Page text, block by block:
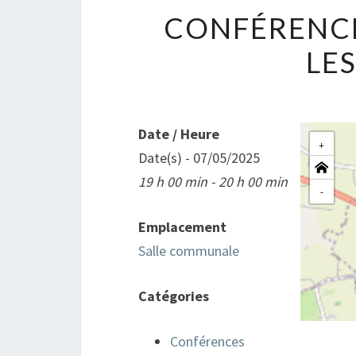
+
-
Date / Heure
Date(s) - 07/05/2025
19 h 00 min - 20 h 00 min
Emplacement
Salle communale
Catégories
Conférences